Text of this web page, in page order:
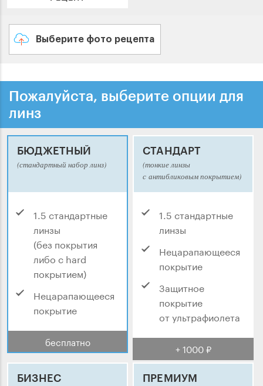
Выберите фото рецепта
Пожалуйста, выберите опции для
линз
БЮДЖЕТНЫЙ
(стандартный набор линз)
1.5 стандартные
линзы
(без покрытия
либо с hard
покрытием)
Нецарапающееся
покрытие
бесплатно
СТАНДАРТ
(тонкие линзы
с антибликовым покрытием)
1.5 стандартные
линзы
Нецарапающееся
покрытие
Защитное
покрытие
от ультрафиолета
+ 1000 ₽
БИЗНЕС ПРЕМИУМ